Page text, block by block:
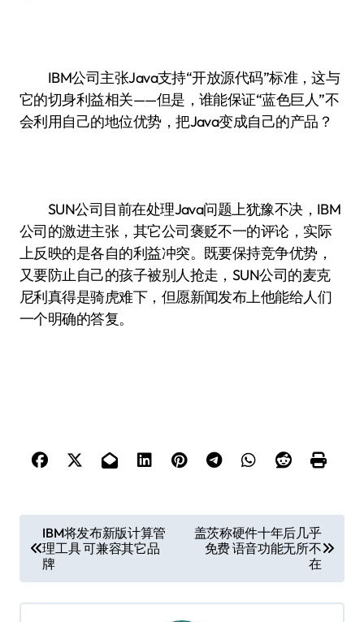
IBM公司主张Java支持“开放源代码”标准，这与
它的切身利益相关——但是，谁能保证“蓝色巨人”不
会利用自己的地位优势，把Java变成自己的产品？
SUN公司目前在处理Java问题上犹豫不决，IBM
公司的激进主张，其它公司褒贬不一的评论，实际
上反映的是各自的利益冲突。既要保持竞争优势，
又要防止自己的孩子被别人抢走，SUN公司的麦克
尼利真得是骑虎难下，但愿新闻发布上他能给人们
一个明确的答复。
章
导
航
IBM将发布新版计算管
理工具 可兼容其它品
牌
盖茨称硬件十年后几乎
免费 语音功能无所不
在